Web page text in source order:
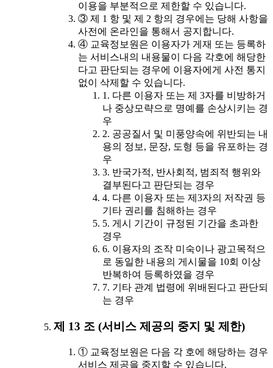
이용을 부분적으로 제한할 수 있습니다.
③ 제 1 항 및 제 2 항의 경우에는 당해 사항을
사전에 온라인을 통해서 공지합니다.
④ 교육정보원은 이용자가 게재 또는 등록하
는 서비스내의 내용물이 다음 각호에 해당한
다고 판단되는 경우에 이용자에게 사전 통지
없이 삭제할 수 있습니다.
1. 다른 이용자 또는 제 3자를 비방하거
나 중상모략으로 명예를 손상시키는 경
우
2. 공공질서 및 미풍양속에 위반되는 내
용의 정보, 문장, 도형 등을 유포하는 경
우
3. 반국가적, 반사회적, 범죄적 행위와
결부된다고 판단되는 경우
4. 다른 이용자 또는 제3자의 저작권 등
기타 권리를 침해하는 경우
5. 게시 기간이 규정된 기간을 초과한
경우
6. 이용자의 조작 미숙이나 광고목적으
로 동일한 내용의 게시물을 10회 이상
반복하여 등록하였을 경우
7. 기타 관계 법령에 위배된다고 판단되
는 경우
제 13 조 (서비스 제공의 중지 및 제한)
① 교육정보원은 다음 각 호에 해당하는 경우
서비스 제공을 중지할 수 있습니다.